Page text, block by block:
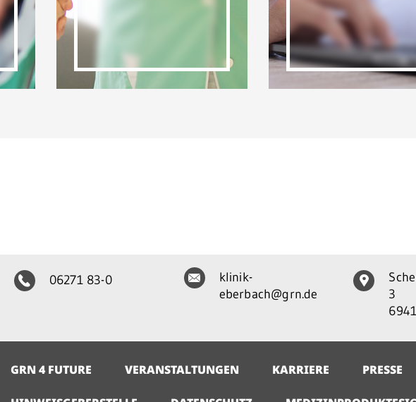
06271 83-0
klinik-
eberbach@grn.de
3
GRN 4 FUTURE VERANSTALTUNGEN KARRIERE PRESSE